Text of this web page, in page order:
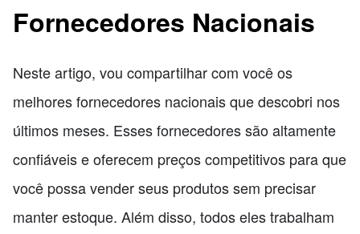
Fornecedores Nacionais
Neste artigo, vou compartilhar com você os
melhores fornecedores nacionais que descobri nos
últimos meses. Esses fornecedores são altamente
confiáveis e oferecem preços competitivos para que
você possa vender seus produtos sem precisar
manter estoque. Além disso, todos eles trabalham